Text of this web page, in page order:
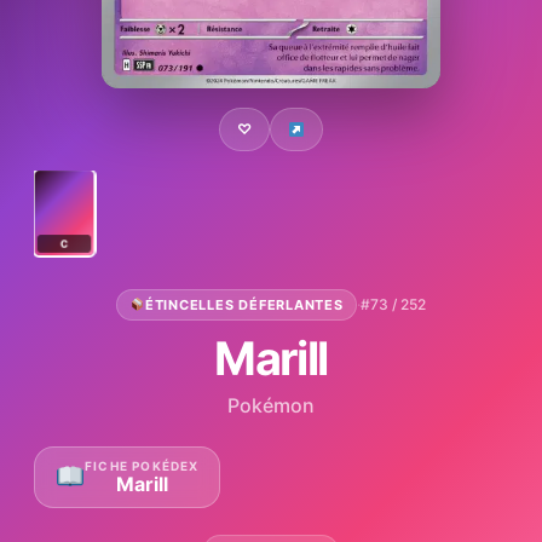
♡
C
ÉTINCELLES DÉFERLANTES ·#73 / 252
Marill
Pokémon
FICHE POKÉDEX
Marill